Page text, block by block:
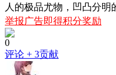
人的极品尤物，凹凸分明
举报广告即得积分奖励
0
评论 + 3贡献